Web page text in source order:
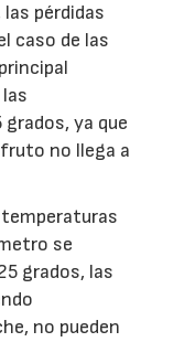
pérdidas
caso de las
ya que
no llega a
temperaturas
se
grados, las
no pueden